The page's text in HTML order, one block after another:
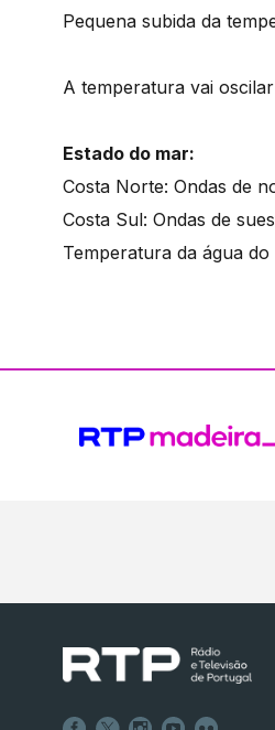
Pequena subida da
A temperatura vai
Estado do mar:
Costa Norte: Ondas de
Costa Sul: Ondas de
Temperatura da água do